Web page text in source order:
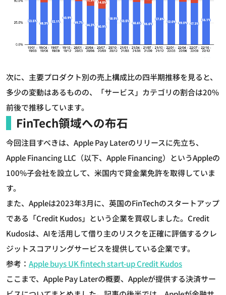
次に、主要プロダクト別の売上構成比の四半期推移を見ると、
多少の変動はあるものの、「サービス」カテゴリの割合は20%
前後で推移しています。
FinTech領域への布石
今回注目すべきは、Apple Pay Laterのリリースに先立ち、
Apple Financing LLC（以下、Apple Financing）というAppleの
100%子会社を設立して、米国内で貸金業免許を取得していま
す。
また、Appleは2023年3月に、英国のFinTechのスタートアップ
である「Credit Kudos」という企業を買収しました。Credit
Kudosは、AIを活用して借り主のリスクを正確に評価するクレ
ジットスコアリングサービスを提供している企業です。
参考： Apple buys UK fintech start-up Credit Kudos
ここまで、Apple Pay Laterの概要、Appleが提供する決済サー